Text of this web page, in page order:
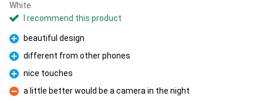
White
I recommend this product
Pro
beautiful design
Pro
different from other phones
Pro
nice touches
Con
a little better would be a camera in the night